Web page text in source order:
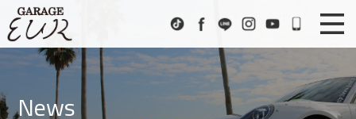
TikTokFacebook
LINE InstagramYoutube072-
ニュース
Stock List
在庫車情報
News